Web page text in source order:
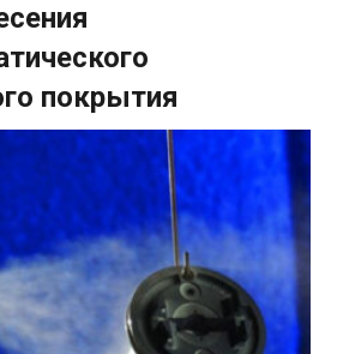
покрытия